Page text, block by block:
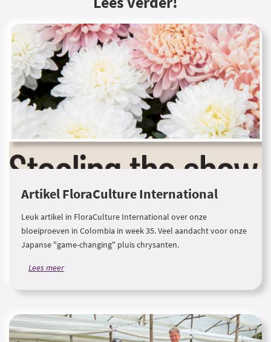
Artikel FloraCulture International
Leuk artikel in FloraCulture International over onze
bloeiproeven in Colombia in week 35. Veel aandacht voor onze
Japanse "game-changing" pluis chrysanten.
Lees meer